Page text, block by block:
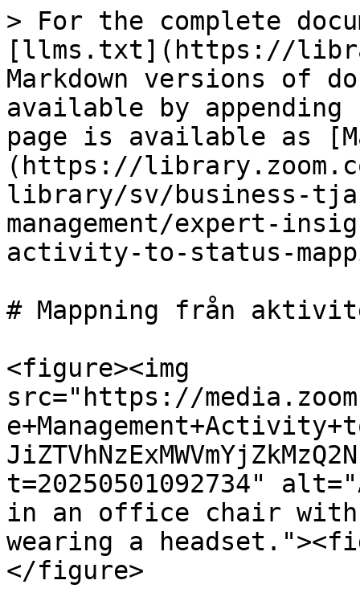
> For the complete
[llms.txt](https://
Markdown versions of
available by
page is available as
(https://
library/sv/business-
management/expert-
activity-to-status-
# Mappning från
<figure><img
src="https://
t=20250501092734"
in an office chair with
wearing a
</figure>